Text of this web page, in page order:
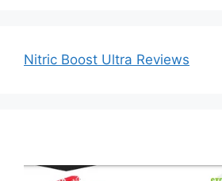
Nitric Boost Ultra Reviews